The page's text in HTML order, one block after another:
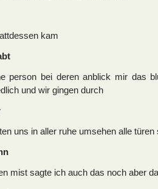
kam
person bei deren anblick mir das
und wir gingen durch
uns in aller ruhe umsehen alle türen
mist sagte ich auch das noch aber